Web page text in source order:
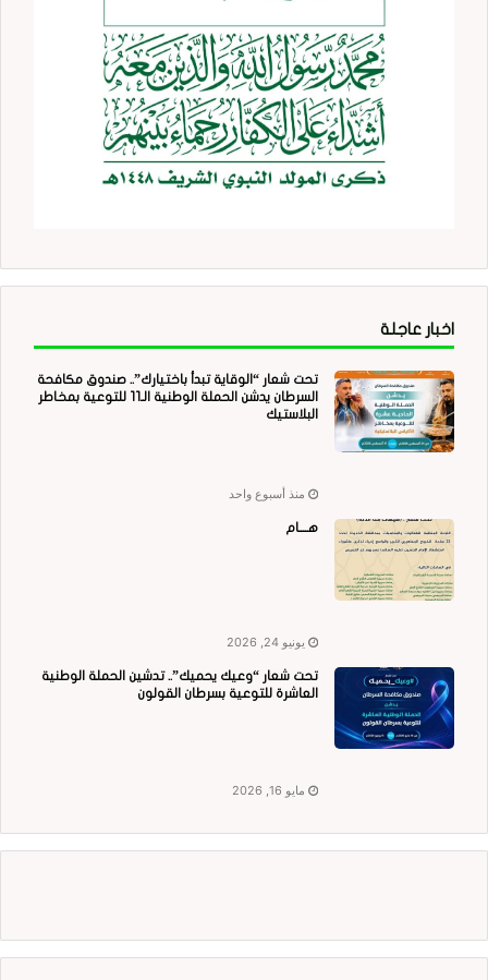
اخبار عاجلة
تحت شعار “الوقاية تبدأ باختيارك”.. صندوق مكافحة
السرطان يدشن الحملة الوطنية الـ11 للتوعية بمخاطر
البلاستيك
منذ أسبوع واحد
هــــام
يونيو 24, 2026
تحت شعار “وعيك يحميك”.. تدشين الحملة الوطنية
العاشرة للتوعية بسرطان القولون
مايو 16, 2026